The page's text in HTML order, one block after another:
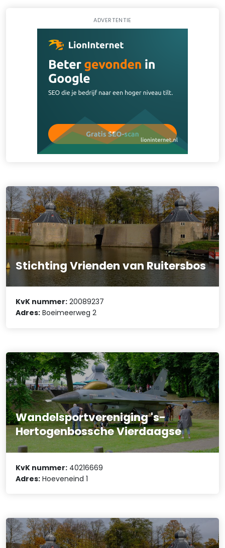
ADVERTENTIE
Stichting Vrienden van Ruitersbos
KvK nummer: 20089237
Adres: Boeimeerweg 2
Wandelsportvereniging 's-
Hertogenbossche Vierdaagse
KvK nummer: 40216669
Adres: Hoeveneind 1